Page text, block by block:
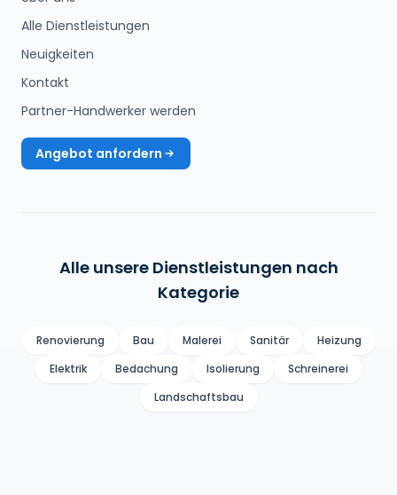
Alle Dienstleistungen
Neuigkeiten
Kontakt
Partner-Handwerker werden
Angebot anfordern
Alle unsere Dienstleistungen nach
Kategorie
Renovierung Bau Malerei Sanitär
Heizung
Elektrik
Bedachung Isolierung
Schreinerei
Landschaftsbau